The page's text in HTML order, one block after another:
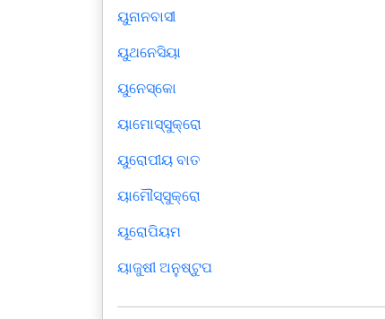
ୟୁନାନବାସୀ
ୟୁଥନେସିୟା
ୟୁନେସ୍କୋ
ୟାମୋସ୍ସୁକ୍ରୋ
ୟୁରୋପୀୟ ବାତ
ୟାମୌସ୍ସୁକ୍ରୋ
ୟୂରୋପିୟମ
ୟାଜୁଷୀ ଅନୁଷ୍ଟୁପ